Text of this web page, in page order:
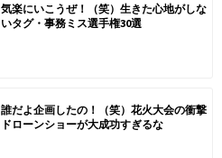
気楽にいこうぜ！（笑）生きた心地がしな
いタグ・事務ミス選手権30選
誰だよ企画したの！（笑）花火大会の衝撃
ドローンショーが大成功すぎるな